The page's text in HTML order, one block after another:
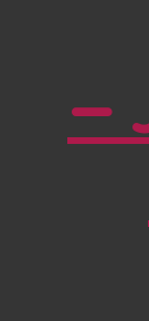
Jellicle Ball –